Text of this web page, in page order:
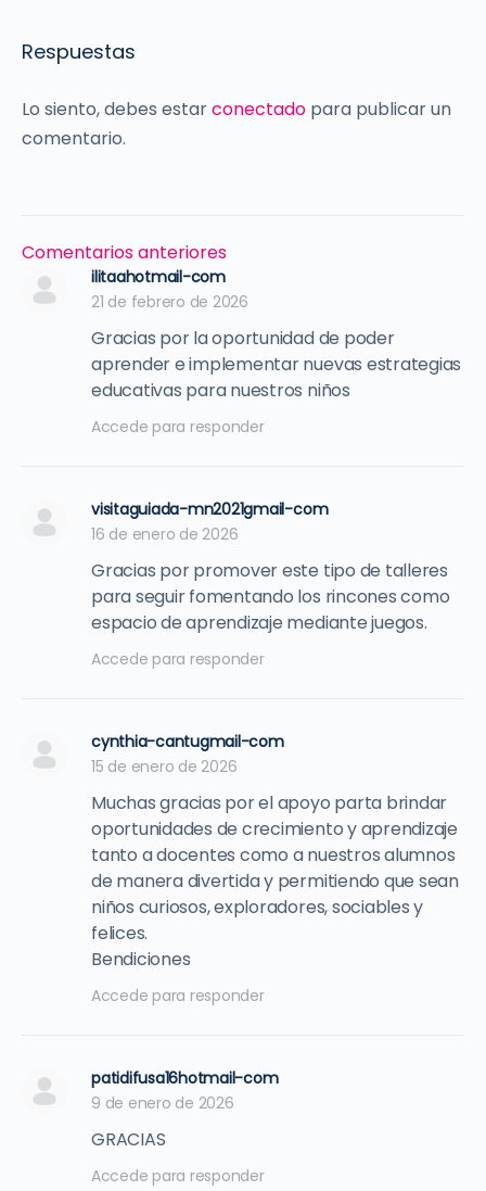
Respuestas
Lo siento, debes estarconectado para publicar un
comentario.
Navegación
de
comentarios
Comentarios anteriores
ilitaahotmail-com
21 de febrero de 2026
Gracias por la oportunidad de poder
aprender e implementar nuevas estrategias
educativas para nuestros niños
Accede para responder
visitaguiada-mn2021gmail-com
16 de enero de 2026
Gracias por promover este tipo de talleres
para seguir fomentando los rincones como
espacio de aprendizaje mediante juegos.
Accede para responder
cynthia-cantugmail-com
15 de enero de 2026
Muchas gracias por el apoyo parta brindar
oportunidades de crecimiento y aprendizaje
tanto a docentes como a nuestros alumnos
de manera divertida y permitiendo que sean
niños curiosos, exploradores, sociables y
felices.
Bendiciones
Accede para responder
patidifusa16hotmail-com
9 de enero de 2026
GRACIAS
Accede para responder